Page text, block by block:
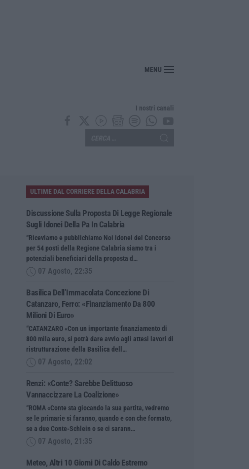
Renzi: «Conte? Sarebbe delittuoso vannaccizzare la coalizione»
MENU
I nostri canali
ULTIME DAL CORRIERE DELLA CALABRIA
Discussione Sulla Proposta Di Legge Regionale
Sugli Idonei Della Pa In Calabria
“Riceviamo e pubblichiamo Noi idonei del Concorso
per 54 posti della Regione Calabria siamo tra i
potenziali beneficiari della proposta d…
07 Agosto, 22:35
Basilica Dell’Immacolata Concezione Di
Catanzaro, Ferro: «finanziamento Da 800
Milioni Di Euro»
“CATANZARO «Con un importante finanziamento di
800 mila euro, si potrà dare avvio agli attesi lavori di
ristrutturazione della Basilica dell…
07 Agosto, 22:02
Renzi: «Conte? Sarebbe Delittuoso
Vannaccizzare La Coalizione»
“ROMA «Conte sta giocando la sua partita, vedremo
se le primarie si faranno, quando e con che formato,
se a due Conte-Schlein o se ci sarann…
07 Agosto, 21:35
Meteo, Altri 10 Giorni Di Caldo Estremo